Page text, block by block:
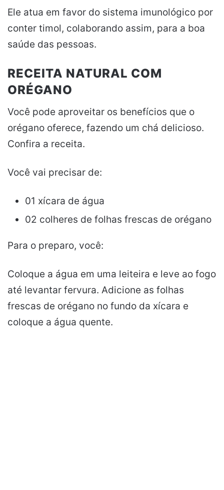
Ele atua em favor do sistema imunológico por
conter timol, colaborando assim, para a boa
saúde das pessoas.
RECEITA NATURAL COM
ORÉGANO
Você pode aproveitar os benefícios que o
orégano oferece, fazendo um chá delicioso.
Confira a receita.
Você vai precisar de:
01 xícara de água
02 colheres de folhas frescas de orégano
Para o preparo, você:
Coloque a água em uma leiteira e leve ao fogo
até levantar fervura. Adicione as folhas
frescas de orégano no fundo da xícara e
coloque a água quente.